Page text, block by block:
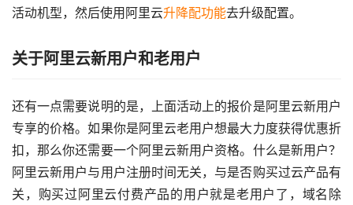
活动机型，然后使用阿里云升降配功能去升级配置。
关于阿里云新用户和老用户
还有一点需要说明的是，上面活动上的报价是阿里云新用户
专享的价格。如果你是阿里云老用户想最大力度获得优惠折
扣，那么你还需要一个阿里云新用户资格。什么是新用户？
阿里云新用户与用户注册时间无关，与是否购买过云产品有
关，购买过阿里云付费产品的用户就是老用户了，域名除